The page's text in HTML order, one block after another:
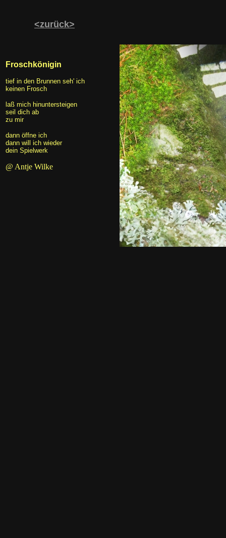
<zurück>
Froschkönigin
tief in den Brunnen seh' ich
keinen Frosch
laß mich hinuntersteigen
seil dich ab
zu mir
dann öffne ich
dann will ich wieder
dein Spielwerk
@ Antje Wilke